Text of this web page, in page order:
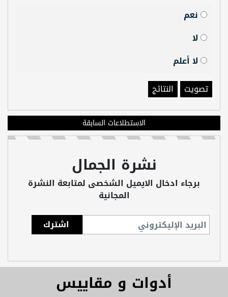
نعم
لا
لا أعلم
تصويت
النتائج
الاستطلاعات السابقة
نشرة الجمال
برجاء ادخال الايميل الشخصى لمتابعة النشرة
المجانية
أدوات و مقاييس